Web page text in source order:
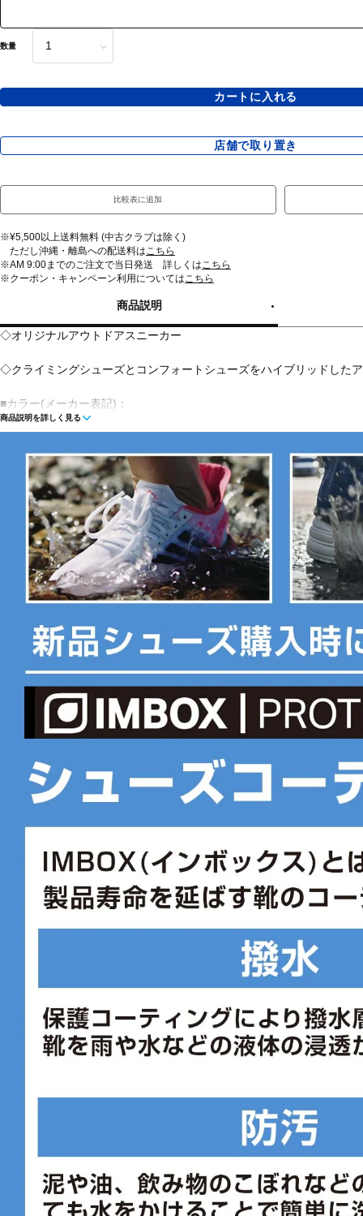
数量
カートに入れる
店舗で取り置き
比較表に追加
※¥5,500以上送料無料 (中古クラブは除く)
ただし沖縄・離島への配送料はこちら
※AM 9:00までのご注文で当日発送 詳しくはこちら
※クーポン・キャンペーン利用についてはこちら
商品説明
◇オリジナルアウトドアスニーカー
◇クライミングシューズとコンフォートシューズをハイブリッドした
■カラー(メーカー表記)：
ベージュ×レッド(Silver Mink)
■甲材(アッパー)：天然皮革スエード
■底材(ソール)：ノンマーキングラバーアウトソール
■ワイズ：D
■片足重量：306g/24cm
■生産国：カンボジア
※ワイズを確認の上お買い求め下さい。また、足のサイズは甲高、幅
としてご判断ください。
■メーカー型番：1004347
商品説明を詳しく見る